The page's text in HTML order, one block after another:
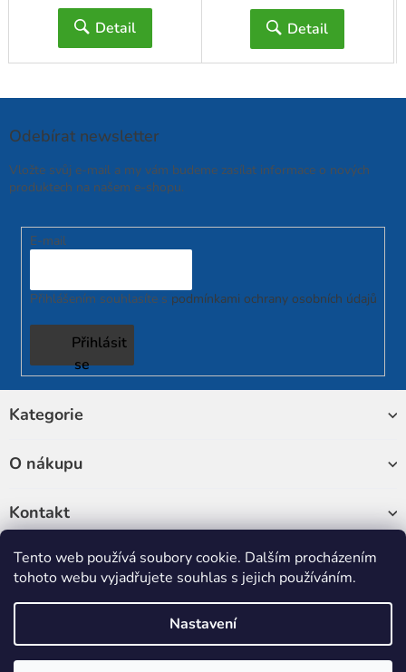
Tento web používá soubory cookie. Dalším procházením
tohoto webu vyjadřujete souhlas s jejich používáním.
Nastavení
Detail Detail
Odebírat newsletter
Vložte svůj e-mail a my vám budeme zasílat informace o nových
produktech na našem e-shopu.
E-mail
Přihlášením souhlasíte s podmínkami ochrany osobních údajů
Přihlásit
se
Z
Kategorie
O nákupu
Kontakt
Sledujte nás
Copyright 2026RUKATECH. Všechna práva vyhrazena.Upravit
nastavení cookies